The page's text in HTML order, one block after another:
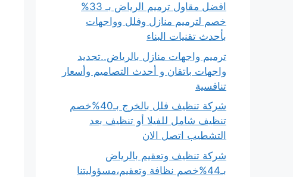
افضل مقاول ترميم الرياض بـ 33%
خصم لترميم منازل وفلل وواجهات
بأحدث تقنيات البناء
ترميم واجهات منازل بالرياض..تجديد
واجهات باتقان و أحدث التصاميم وأسعار
تنافسية
شركة تنظيف فلل بالخرج بـ40%خصم
تنظيف شامل للفيلا أو تنظيف بعد
التشطيب اتصل الان
شركة تنظيف وتعقيم بالرياض
بـ44%خصم نظافة وتعقيم،مسؤوليتنا